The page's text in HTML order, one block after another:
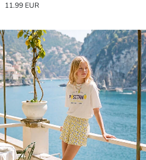
11.99 EUR